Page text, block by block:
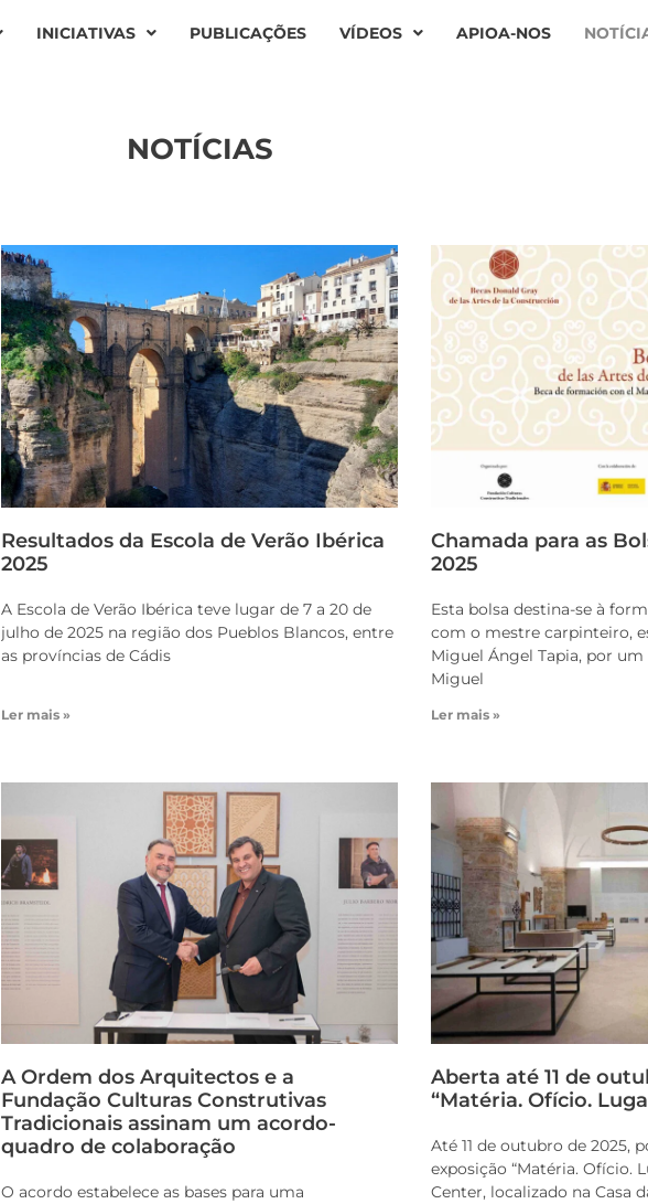
INICIATIVAS PUBLICAÇÕES VÍDEOS APIOA-NOS
NOTÍCIAS
Resultados da Escola de Verão Ibérica
2025
A Escola de Verão Ibérica teve lugar de 7 a 20 de
julho de 2025 na região dos Pueblos Blancos, entre
as províncias de Cádis
Ler mais »
Chamada para as
2025
Esta bolsa destina-se à
com o mestre carpinteiro,
Miguel Ángel Tapia, por um
Miguel
Ler mais »
A Ordem dos Arquitectos e a
Fundação Culturas Construtivas
Tradicionais assinam um acordo-
quadro de colaboração
O acordo estabelece as bases para uma
Aberta até 11 de
“Matéria. Ofício.
Até 11 de outubro de 2025,
exposição “Matéria. Ofício.
Center, localizado na Casa